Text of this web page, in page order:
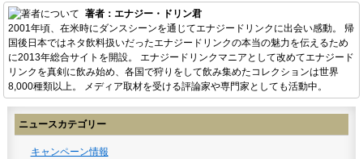
著者：エナジー・ドリン君
2001年頃、在米時にダンスシーンを通じてエナジードリンクに出会い感動。 帰
国後日本ではネタ飲料扱いだったエナジードリンクの本当の魅力を伝えるため
に2013年総合サイトを開設。 エナジードリンクマニアとして改めてエナジード
リンクを真剣に飲み始め、各国で狩りをして飲み集めたコレクションは世界
8,000種類以上。 メディア取材を受ける評論家や専門家としても活動中。
ニュースカテゴリー
キャンペーン情報